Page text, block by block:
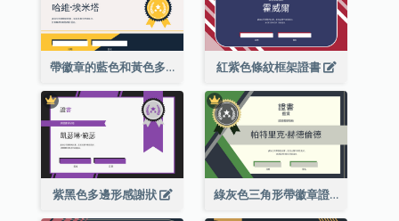
帶徽章的藍色和黃色多邊形證書 紅紫色條紋框架證書
紫黑色多邊形感謝狀 綠灰色三角形帶徽章證書